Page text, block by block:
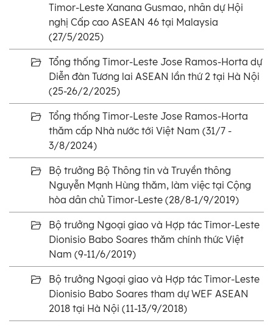
Timor-Leste Xanana Gusmao, nhân dự Hội
nghị Cấp cao ASEAN 46 tại Malaysia
(27/5/2025)
Tổng thống Timor-Leste Jose Ramos-Horta dự
Diễn đàn Tương lai ASEAN lần thứ 2 tại Hà Nội
(25-26/2/2025)
Tổng thống Timor-Leste Jose Ramos-Horta
thăm cấp Nhà nước tới Việt Nam (31/7 -
3/8/2024)
Bộ trưởng Bộ Thông tin và Truyền thông
Nguyễn Mạnh Hùng thăm, làm việc tại Cộng
hòa dân chủ Timor-Leste (28/8-1/9/2019)
Bộ trưởng Ngoại giao và Hợp tác Timor-Leste
Dionisio Babo Soares thăm chính thức Việt
Nam (9-11/6/2019)
Bộ trưởng Ngoại giao và Hợp tác Timor-Leste
Dionisio Babo Soares tham dự WEF ASEAN
2018 tại Hà Nội (11-13/9/2018)